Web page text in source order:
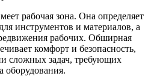
рабочая зона. Она определяет
инструментов и материалов, а
рабочих. Обширная
комфорт и безопасность,
сложных задач, требующих
оборудования.